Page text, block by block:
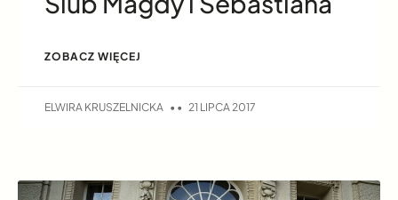
ZOBACZ WIĘCEJ
ELWIRA KRUSZELNICKA 21 LIPCA 2017